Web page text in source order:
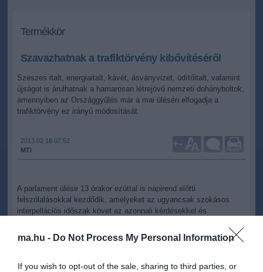
ma.hu - Do Not Process My Personal Information
If you wish to opt-out of the sale, sharing to third parties, or
Termékkör
Szavazhatnak a trafiktörvény kibővítéséről
Szeszes italt, energiaitalt, kávét, ásványvizet, üdítőitalt, valamint
újságot is árulhatnak a hamarosan létrejövő nemzeti dohányboltok,
amennyiben az Országgyűlés már a mai ülésén elfogadja a
trafiktörvény ez irányú módosítását.
2013.02.18 07:52
MTI
+-
A parlament ülése 13 órakor ezúttal is napirend előtti
felszólalásokkal kezdődik, amelyeket az ugyancsak szokásos
interpellációs időszak követ az azonnali kérdésekkel és
A határozathozatalok során elsőként két nemzetközi szerződést,
parlament, amely ezt követően elfogadhatja a kis- és